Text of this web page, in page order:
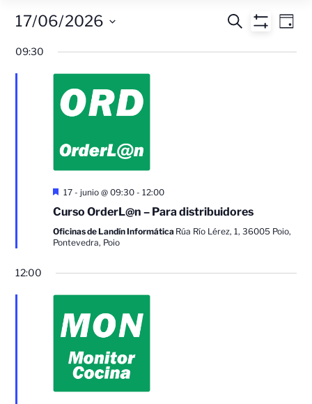
de
Buscar
Día
17/06/2026
fecha.
09:30
Destacado
17 - junio @ 09:30 -12:00
Curso OrderL@n – Para distribuidores
Oficinas de Landín Informática Rúa Río Lérez, 1, 36005 Poio,
Pontevedra, Poio
12:00